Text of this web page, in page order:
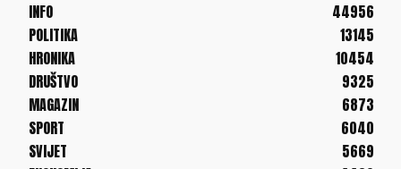
INFO
44956
POLITIKA
13145
HRONIKA
10454
DRUŠTVO
9325
MAGAZIN
6873
SPORT
6040
SVIJET
5669